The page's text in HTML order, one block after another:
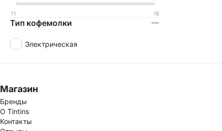
11 16
Тип кофемолки
Электрическая
Магазин
Бренды
О Tintins
Контакты